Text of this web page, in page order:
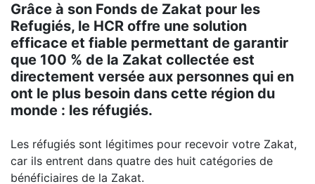
Grâce à son Fonds de Zakat pour les
Refugiés, le HCR offre une solution
efficace et fiable permettant de garantir
que 100 % de la Zakat collectée est
directement versée aux personnes qui en
ont le plus besoin dans cette région du
monde : les réfugiés.
Les réfugiés sont légitimes pour recevoir votre Zakat,
car ils entrent dans quatre des huit catégories de
bénéficiaires de la Zakat.